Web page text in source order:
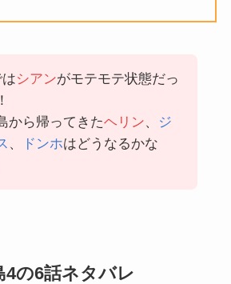
シアンがモテモテ状態だっ
から帰ってきたヘリン、
ジ
、 ドンホはどうなるかな
4の6話ネタバレ